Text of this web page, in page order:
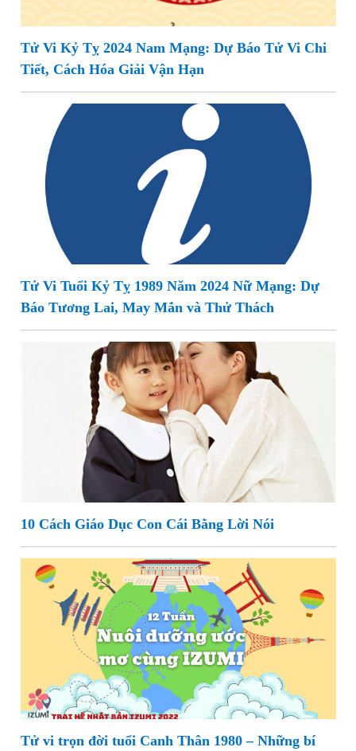
Tử Vi Kỷ Tỵ 2024 Nam Mạng: Dự Báo Tử Vi Chi
Tiết, Cách Hóa Giải Vận Hạn
Tử Vi Tuổi Kỷ Tỵ 1989 Năm 2024 Nữ Mạng: Dự
Báo Tương Lai, May Mắn và Thử Thách
10 Cách Giáo Dục Con Cái Bằng Lời Nói
Tử vi trọn đời tuổi Canh Thân 1980 – Những bí